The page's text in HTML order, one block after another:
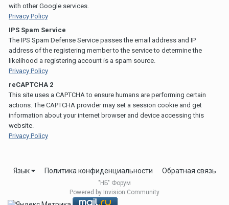
with other Google services.
Privacy Policy
IPS Spam Service
The IPS Spam Defense Service passes the email address and IP
address of the registering member to the service to determine the
likelihood a registering account is a spam source.
Privacy Policy
reCAPTCHA 2
This site uses a CAPTCHA to ensure humans are performing certain
actions. The CAPTCHA provider may set a session cookie and get
information about your internet browser and device accessing this
website.
Privacy Policy
Язык Политика конфиденциальности Обратная связь
"НБ" Форум
Powered by Invision Community